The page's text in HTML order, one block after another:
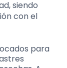
siendo
con el
para